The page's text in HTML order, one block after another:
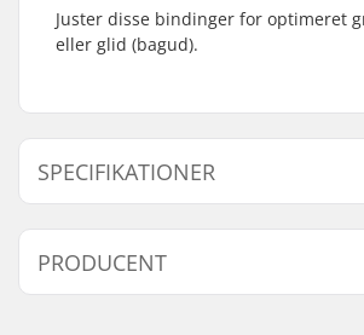
Juster disse bindinger for optimeret
eller glid (bagud).
SPECIFIKATIONER
Ski type:
Klassisk
Kompatible støvler:
PRODUCENT